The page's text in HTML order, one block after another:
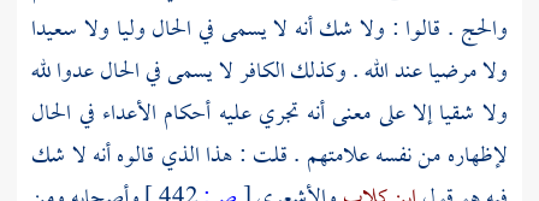
والحج . قالوا : ولا شك أنه لا يسمى في الحال وليا ولا سعيدا
ولا مرضيا عند الله . وكذلك الكافر لا يسمى في الحال عدوا لله
ولا شقيا إلا على معنى أنه تجري عليه أحكام الأعداء في الحال
لإظهاره من نفسه علامتهم . قلت : هذا الذي قالوه أنه لا شك